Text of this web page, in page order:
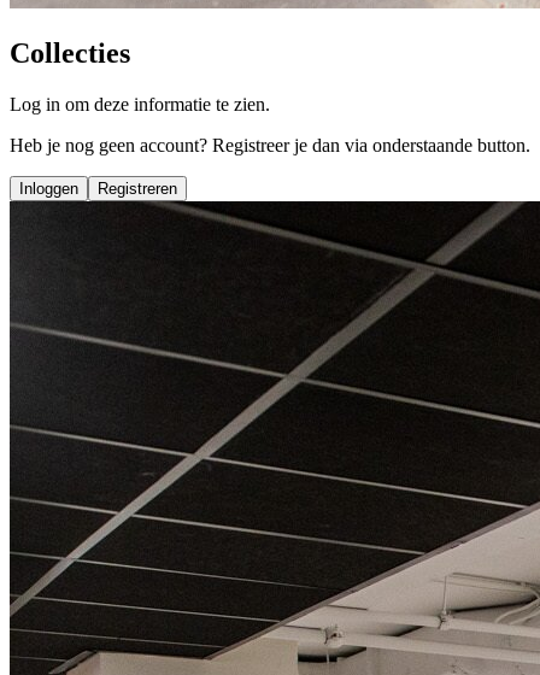
Collecties
Log in om deze informatie te zien.
Heb je nog geen account? Registreer je dan via onderstaande button.
Inloggen Registreren